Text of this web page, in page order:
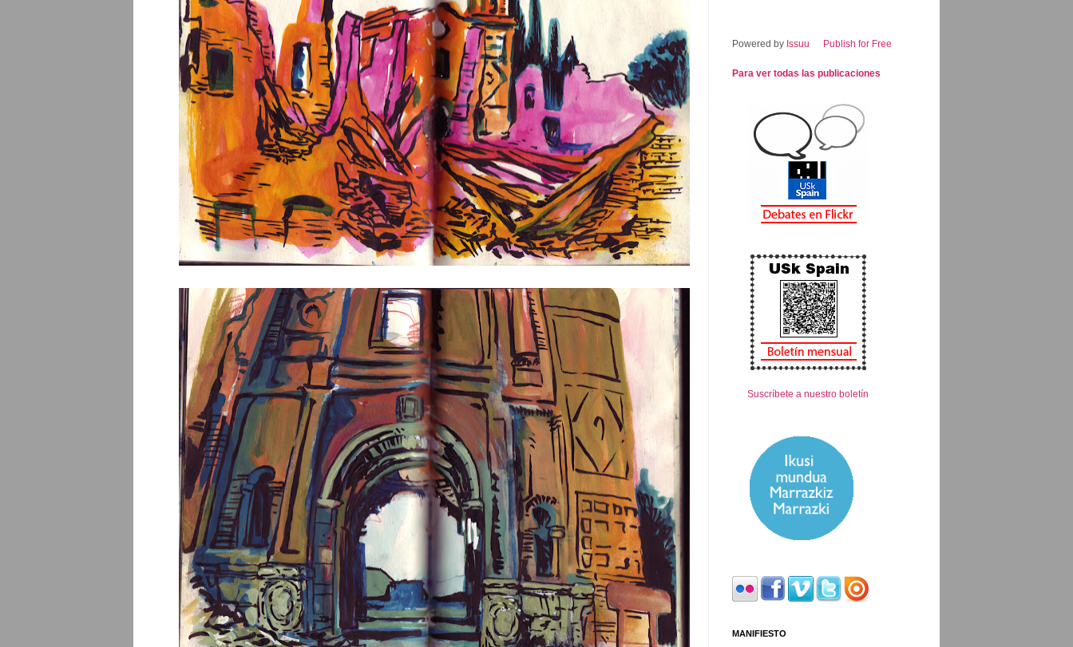
Powered by Issuu Publish for Free
Para ver todas las publicaciones
Suscríbete a nuestro boletín
MANIFIESTO